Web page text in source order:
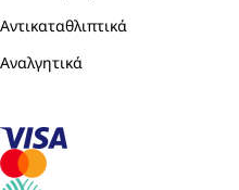
Αντικαταθλιπτικά
Αναλγητικά